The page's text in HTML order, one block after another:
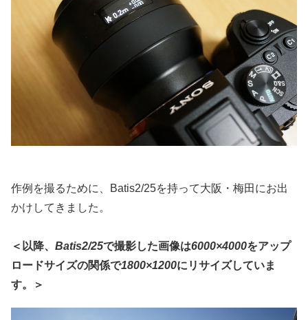
作例を撮るために、Batis2/25を持って大阪・梅田にお出
かけしてきました。
＜以降、 Batis2/25で撮影した画像は6000×4000をアップ
ロードサイズの関係で1800×1200にリサイズしていま
す。＞